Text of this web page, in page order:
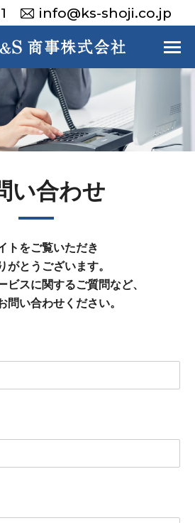
info@ks-shoji.co.jp
い合わせ
トをご覧いただき
がとうございます。
ビスに関するご質問など、
問い合わせください。